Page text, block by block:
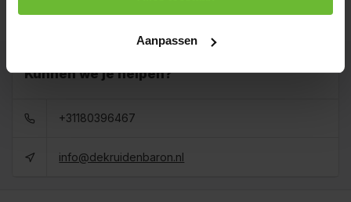
Aanpassen
Kunnen we je helpen?
+31180396467
info@dekruidenbaron.nl